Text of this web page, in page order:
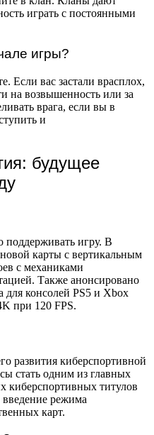
играть с постоянными
игры?
Если вас застали врасплох,
на возвышенность или за
врага, если вы в
и
будущее
поддерживать игру. В
карты с вертикальным
с механиками
Также анонсировано
для консолей PS5 и Xbox
при 120 FPS.
развития киберспортивной
стать одним из главных
киберспортивных титулов
режима
карт.